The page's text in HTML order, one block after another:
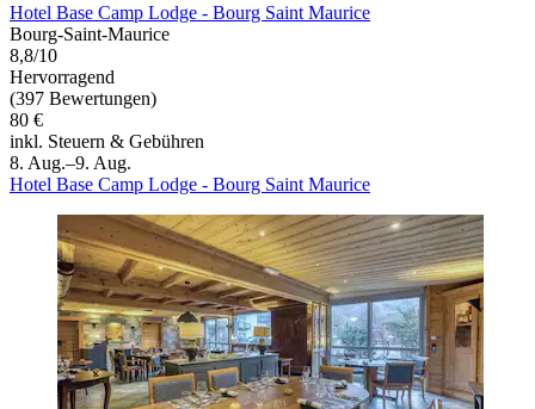
Hotel Base Camp Lodge - Bourg Saint Maurice
Bourg-Saint-Maurice
8,8/10
Hervorragend
(397 Bewertungen)
80 €
inkl. Steuern & Gebühren
8. Aug.–9. Aug.
Hotel Base Camp Lodge - Bourg Saint Maurice